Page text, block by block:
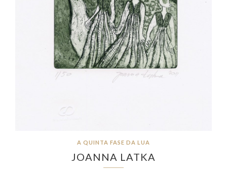
A QUINTA FASE DA LUA
JOANNA LATKA